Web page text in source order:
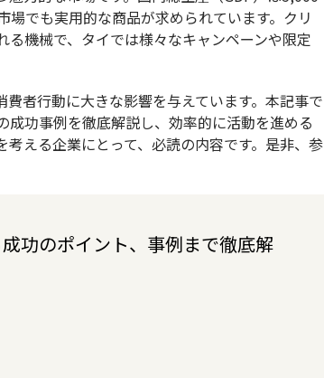
でも実用的な商品が求められています。クリ
機械で、タイでは様々なキャンペーンや限定
者行動に大きな影響を与えています。本記事で
功事例を徹底解説し、効率的に活動を進める
える企業にとって、必読の内容です。是非、参
功のポイント、事例まで徹底解